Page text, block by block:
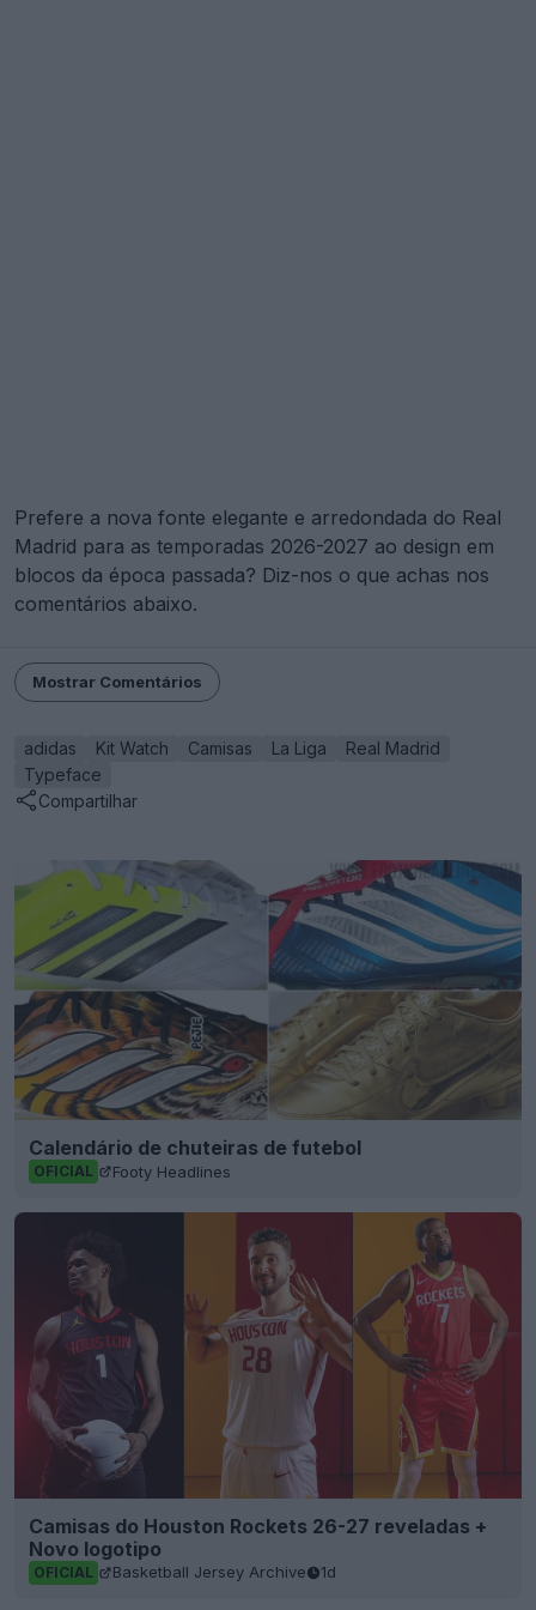
Prefere a nova fonte elegante e arredondada do Real
Madrid para as temporadas 2026-2027 ao design em
blocos da época passada? Diz-nos o que achas nos
comentários abaixo.
Mostrar Comentários
adidas Kit Watch Camisas La Liga
Real Madrid
Typeface
Compartilhar
Calendário de chuteiras de futebol
OFICIAL Footy Headlines
Camisas do Houston Rockets 26-27 reveladas +
Novo logotipo
OFICIAL Basketball Jersey Archive 1d